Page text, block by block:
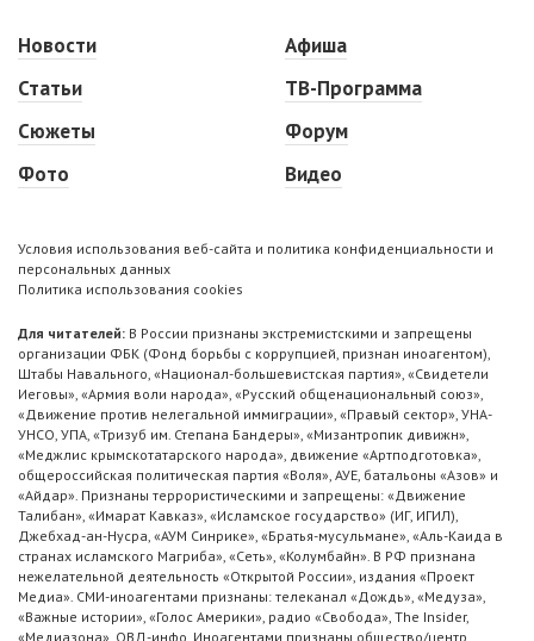
Новости
Статьи
Сюжеты
Фото
Афиша
ТВ-Программа
Форум
Видео
Условия использования веб-сайта и политика конфиденциальности и
персональных данных
Политика использования cookies
Для читателей: В России признаны экстремистскими и запрещены
организации ФБК (Фонд борьбы с коррупцией, признан иноагентом),
Штабы Навального, «Национал-большевистская партия», «Свидетели
Иеговы», «Армия воли народа», «Русский общенациональный союз»,
«Движение против нелегальной иммиграции», «Правый сектор», УНА-
УНСО, УПА, «Тризуб им. Степана Бандеры», «Мизантропик дивижн»,
«Меджлис крымскотатарского народа», движение «Артподготовка»,
общероссийская политическая партия «Воля», АУЕ, батальоны «Азов» и
«Айдар». Признаны террористическими и запрещены: «Движение
Талибан», «Имарат Кавказ», «Исламское государство» (ИГ, ИГИЛ),
Джебхад-ан-Нусра, «АУМ Синрике», «Братья-мусульмане», «Аль-Каида в
странах исламского Магриба», «Сеть», «Колумбайн». В РФ признана
нежелательной деятельность «Открытой России», издания «Проект
Медиа». СМИ-иноагентами признаны: телеканал «Дождь», «Медуза»,
«Важные истории», «Голос Америки», радио «Свобода», The Insider,
«Медиазона», ОВД-инфо. Иноагентами признаны общество/центр